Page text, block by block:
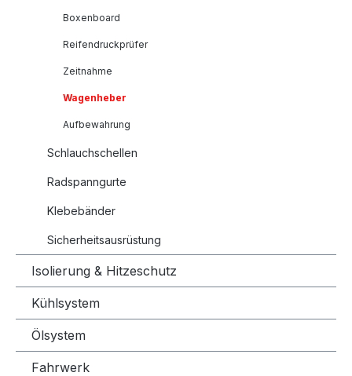
Boxenboard
Reifendruckprüfer
Zeitnahme
Wagenheber
Aufbewahrung
Schlauchschellen
Radspanngurte
Klebebänder
Sicherheitsausrüstung
Isolierung & Hitzeschutz
Kühlsystem
Ölsystem
Fahrwerk